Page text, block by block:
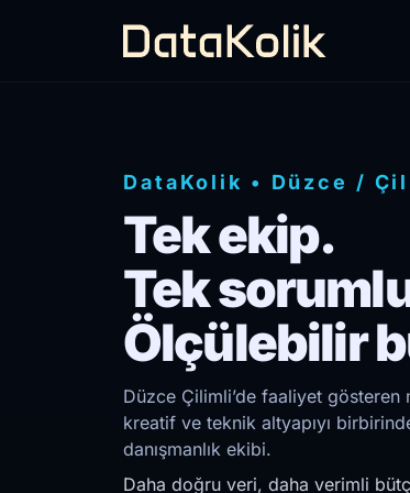
DataKolik • Düzce /
Tek ekip.
Tek
Ölçülebilir
Düzce Çilimli’de faaliyet
kreatif ve teknik altyapıyı
danışmanlık ekibi.
Daha doğru veri, daha verimli